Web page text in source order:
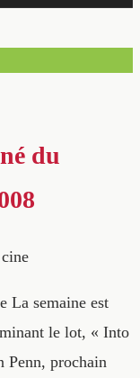
du
La semaine est
le lot, « Into
Penn, prochain